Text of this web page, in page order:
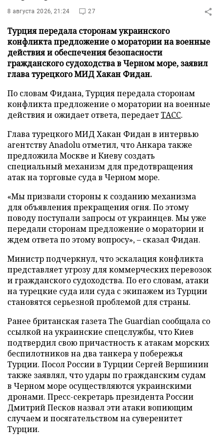
8 августа 2026, 21:24 27
Турция передала сторонам украинского
конфликта предложение о моратории на военные
действия и обеспечения безопасности
гражданского судоходства в Черном море, заявил
глава турецкого МИД Хакан Фидан.
По словам Фидана, Турция передала сторонам
конфликта предложение о моратории на военные
действия и ожидает ответа, передаетТАСС.
Глава турецкого МИД Хакан Фидан в интервью
агентству Anadolu отметил, что Анкара также
предложила Москве и Киеву создать
специальный механизм для предотвращения
атак на торговые суда в Черном море.
«Мы призвали стороны к созданию механизма
для объявления прекращения огня. По этому
поводу поступали запросы от украинцев. Мы уже
передали сторонам предложение о моратории и
ждем ответа по этому вопросу», – сказал Фидан.
Министр подчеркнул, что эскалация конфликта
представляет угрозу для коммерческих перевозок
и гражданского судоходства. По его словам, атаки
на турецкие суда или суда с экипажем из Турции
становятся серьезной проблемой для страны.
Ранее британская газета The Guardian сообщала со
ссылкой на украинские спецслужбы, что Киев
подтвердил свою причастность к атакам морских
беспилотников на два танкера у побережья
Турции. Посол России в Турции Сергей Вершинин
также заявлял, что удары по гражданским судам
в Черном море осуществляются украинскими
дронами. Пресс-секретарь президента России
Дмитрий Песков назвал эти атаки вопиющим
случаем и посягательством на суверенитет
Турции.